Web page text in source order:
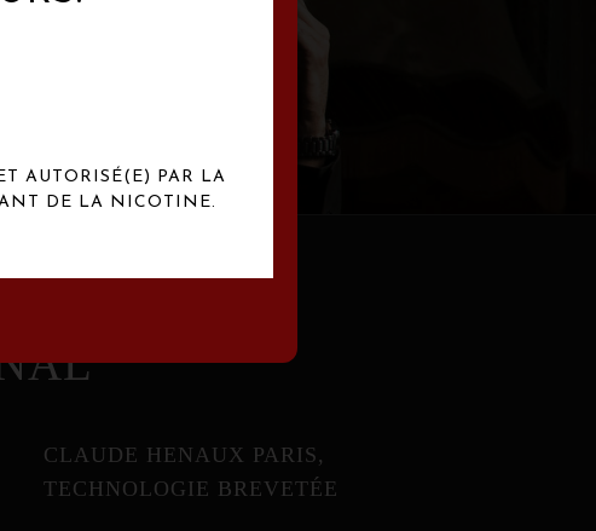
CLAUDE HENAUX PARIS,
TECHNOLOGIE BREVETÉE
AUTORISÉ(E) PAR LA
DE LA NICOTINE.